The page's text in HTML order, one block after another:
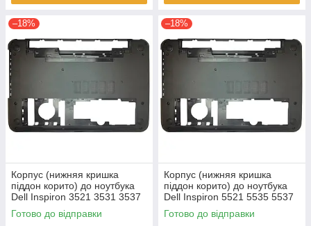
–18%
Корпус (нижняя кришка
піддон корито) до ноутбука
Dell Inspiron 3521 3531 3537
(0YXMG9, AP0ZG000200)
Готово до відправки
–18%
Корпус (нижняя кришка
піддон корито) до ноутбука
Dell Inspiron 5521 5535 5537
(0YXMG9, AP0ZG000200)
Готово до відправки